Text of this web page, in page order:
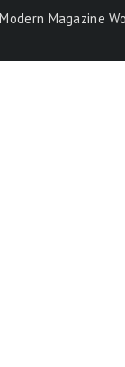
Modern Magazine